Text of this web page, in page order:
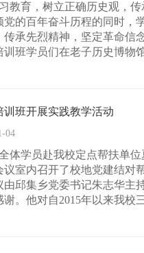
教育，树立正确历史观，
党的百年奋斗历程的同时，
传承先烈精神，坚定革命
班学员们在老子历史博物
班开展实践教学活动
04
体学员赴我校定点帮扶单
议室内召开了校地党建结对
由邱集乡党委书记朱志华
。他对自2015年以来我